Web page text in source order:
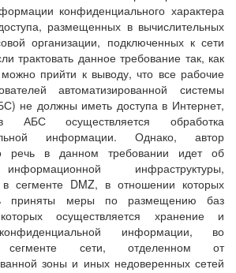
конфиденциального характера
размещенных в вычислительных
организации, подключенных к сети
трактовать данное требование так, как
прийти к выводу, что все рабочие
автоматизированной системы
не должны иметь доступа в Интернет,
осуществляется обработка
информации. Однако, автор
речь в данном требовании идет об
инфраструктуры,
сегменте DMZ, в отношении которых
приняты меры по размещению баз
осуществляется хранение и
информации, во
сегменте сети, отделенном от
зоны и иных недоверенных сетей